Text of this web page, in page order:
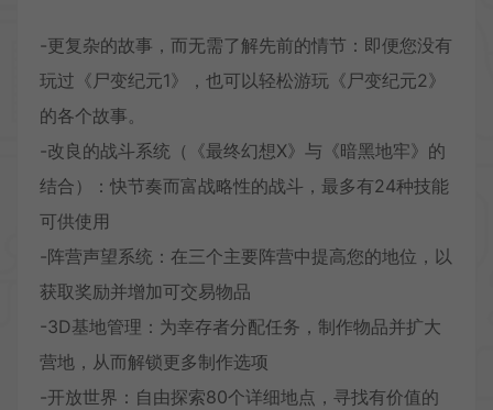
-更复杂的故事，而无需了解先前的情节：即便您没有
玩过《尸变纪元1》，也可以轻松游玩《尸变纪元2》
的各个故事。
-改良的战斗系统（《最终幻想X》与《暗黑地牢》的
结合）：快节奏而富战略性的战斗，最多有24种技能
可供使用
-阵营声望系统：在三个主要阵营中提高您的地位，以
获取奖励并增加可交易物品
-3D基地管理：为幸存者分配任务，制作物品并扩大
营地，从而解锁更多制作选项
-开放世界：自由探索80个详细地点，寻找有价值的